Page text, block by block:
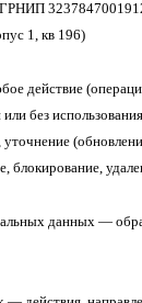
1, кв 196)
действие
без
блокирование,
данных —